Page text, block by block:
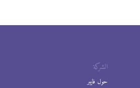
الشركة
حول فايبر